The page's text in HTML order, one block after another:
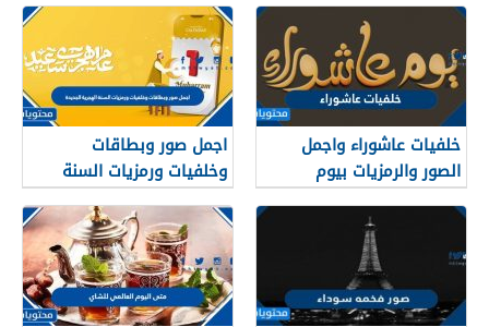
خلفيات عاشوراء واجمل
الصور والرمزيات بيوم
عاشوراء 1448/2026
اجمل صور وبطاقات
وخلفيات ورمزيات السنة
الهجرية الجديدة 1448